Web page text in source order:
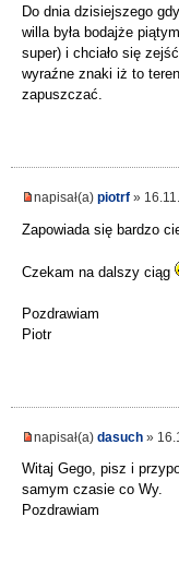
Do dnia dzisiejszego
willa była bodajże
super) i chciało się
wyraźne znaki iż to
zapuszczać.
napisał(a) piotrf »
Zapowiada się bardzo
Czekam na dalszy ciąg
Pozdrawiam
Piotr
napisał(a) dasuch »
Witaj Gego, pisz i
samym czasie co Wy.
Pozdrawiam